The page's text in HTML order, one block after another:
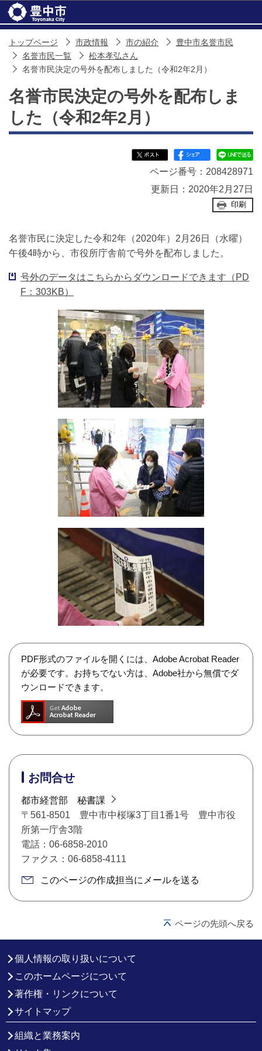
トップページ 市政情報 市の紹介
豊中市名誉市民
名誉市民一覧
松本孝弘さん
名誉市民決定の号外を配布しました（令和2年2月）
名誉市民決定の号外を配布しま
した（令和2年2月）
ページ番号：208428971
更新日：2020年2月27日
印刷
名誉市民に決定した令和2年（2020年）2月26日（水曜）
午後4時から、市役所庁舎前で号外を配布しました。
号外のデータはこちらからダウンロードできます（PD
F：303KB）
PDF形式のファイルを開くには、Adobe Acrobat Reader
が必要です。お持ちでない方は、Adobe社から無償でダ
ウンロードできます。
お問合せ
都市経営部 秘書課
〒561-8501 豊中市中桜塚3丁目1番1号 豊中市役
所第一庁舎3階
電話：06-6858-2010
ファクス：06-6858-4111
このページの作成担当にメールを送る
ページの先頭へ戻る
個人情報の取り扱いについて
このホームページについて
著作権・リンクについて
サイトマップ
組織と業務案内